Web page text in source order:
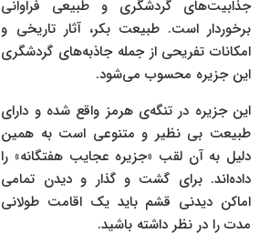
جذابیت‌های گردشگری و طبیعی فراوانی
برخوردار است. طبیعت بکر، آثار تاریخی و
امکانات تفریحی از جمله جاذبه‌های گردشگری
این جزیره محسوب می‌شود.
این جزیره در تنگه‌ی هرمز واقع شده و دارای
طبیعت بی نظیر و متنوعی است به همین
دلیل به آن لقب «جزیره‌ عجایب هفتگانه» را
داده‌اند. برای گشت و گذار و دیدن تمامی
اماکن دیدنی قشم باید یک اقامت طولانی
مدت را در نظر داشته باشید.